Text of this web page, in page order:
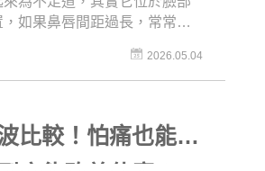
如果鼻唇間距過長，常常會
當受歡迎的項目。人中整形
外人中過長的評估，以及黃
要來介紹人中過長的原因、
，讓你不再擔心人中過長的
2026.05.04
比較！怕痛也能